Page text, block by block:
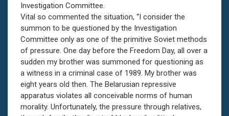
Investigation Committee.
Vital so commented the situation, “I consider the
summon to be questioned by the Investigation
Committee only as one of the primitive Soviet methods
of pressure. One day before the Freedom Day, all over a
sudden my brother was summoned for questioning as
a witness in a criminal case of 1989. My brother was
eight years old then. The Belarusian repressive
apparatus violates all conceivable norms of human
morality. Unfortunately, the pressure through relatives,